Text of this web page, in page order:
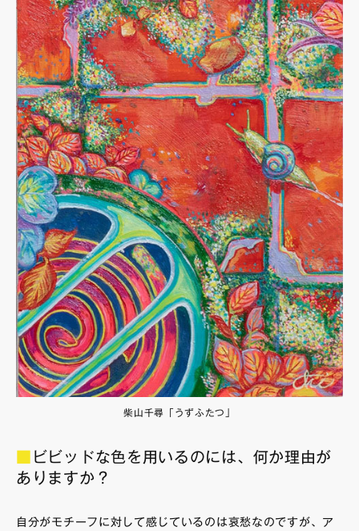
柴山千尋「うずふたつ」
ビビッドな色を用いるのには、何か理由が
ありますか？
自分がモチーフに対して感じているのは哀愁なのですが、ア